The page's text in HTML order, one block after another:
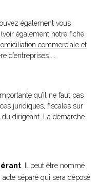
également vous
également notre fiche
commerciale et
d’entreprises ...
qu’il ne faut pas
juridiques, fiscales sur
du dirigeant. La démarche
. Il peut être nommé
séparé qui sera déposé